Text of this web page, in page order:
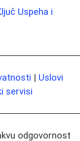
Uspeha i
| Uslovi
servisi
odgovornost